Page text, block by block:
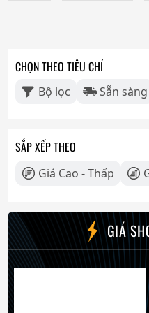
CHỌN THEO TIÊU CHÍ
Bộ lọc Sẵn sàng
SẮP XẾP THEO
Giá Cao - Thấp
GIÁ